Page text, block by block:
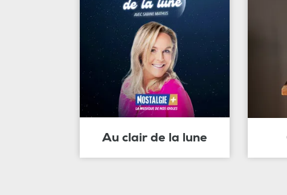
Au clair de la lune